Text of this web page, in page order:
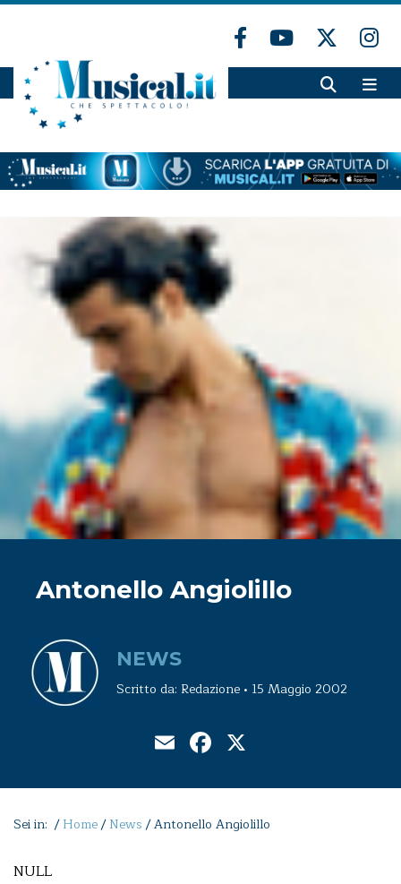
Antonello Angiolillo
NEWS
Scritto da: Redazione • 15 Maggio 2002
EmailFacebook
Sei in: /Home/News /Antonello Angiolillo
NULL